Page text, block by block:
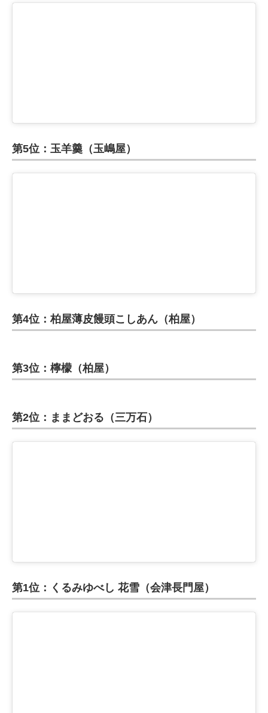
第5位：玉羊羹（玉嶋屋）
第4位：柏屋薄皮饅頭こしあん（柏屋）
第3位：檸檬（柏屋）
第2位：ままどおる（三万石）
第1位：くるみゆべし 花雪（会津長門屋）